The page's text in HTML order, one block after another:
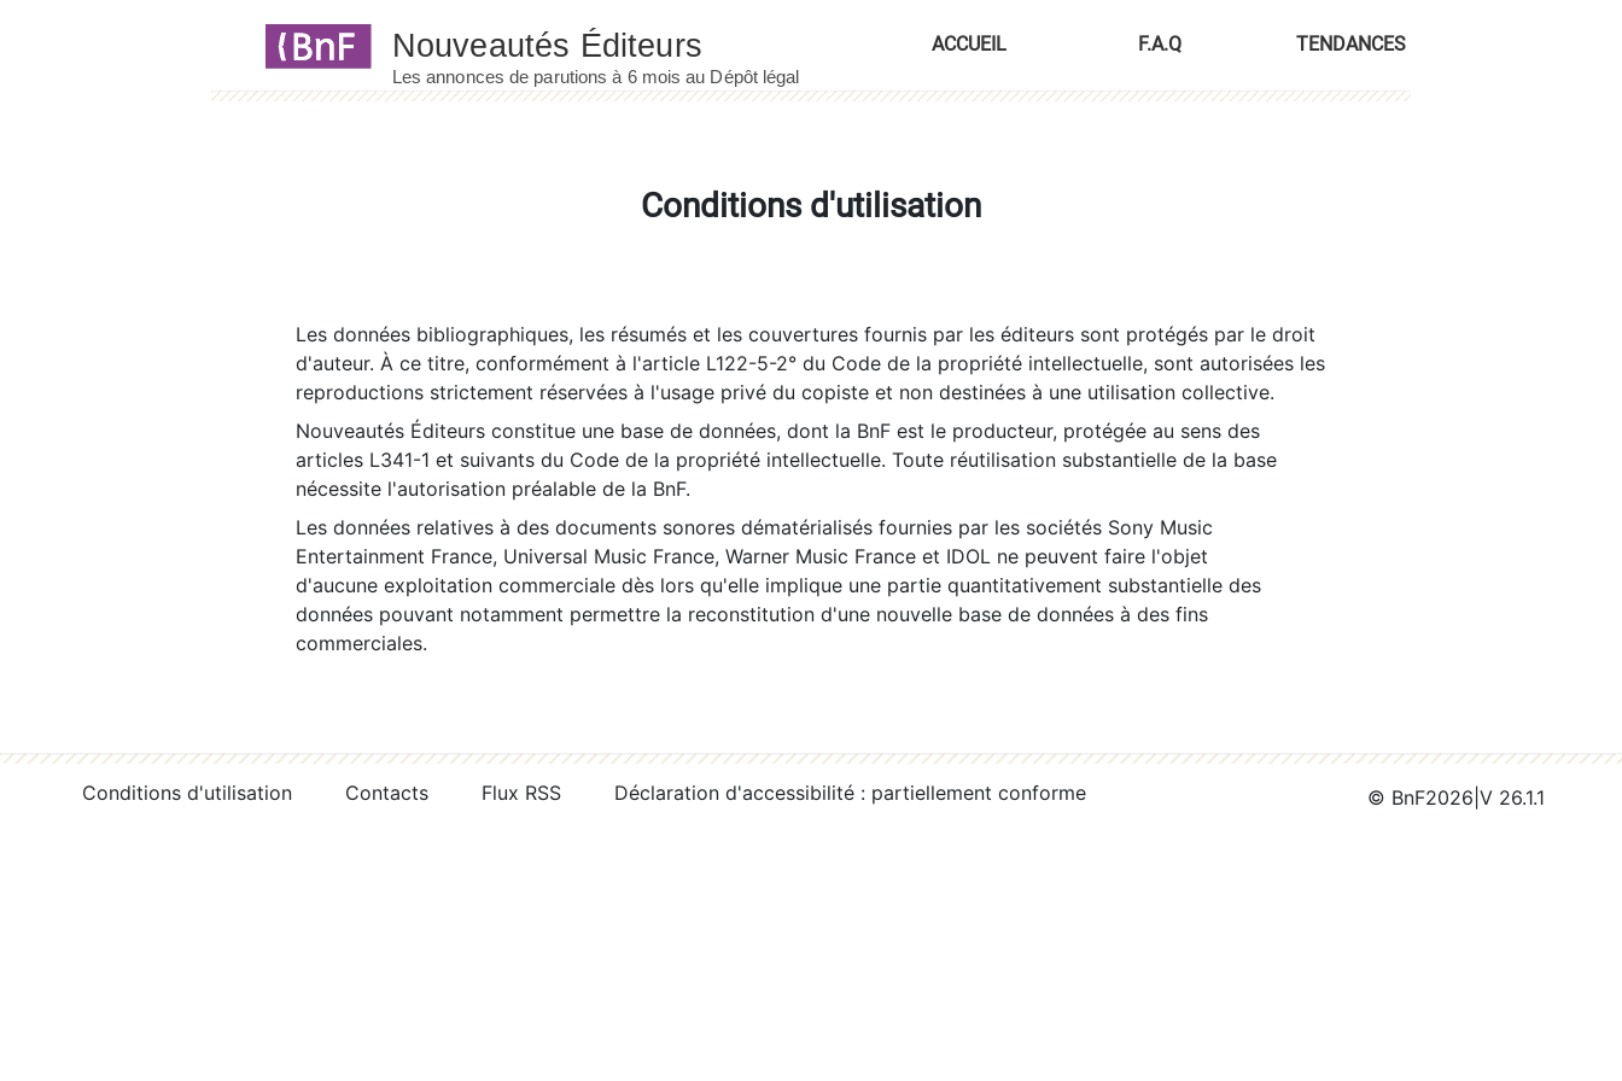
ACCUEIL F.A.Q TENDANCES
Conditions d'utilisation
Les données bibliographiques, les résumés et les couvertures fournis par les éditeurs sont protégés par le droit
d'auteur. À ce titre, conformément à l'article L122-5-2° du Code de la propriété intellectuelle, sont autorisées les
reproductions strictement réservées à l'usage privé du copiste et non destinées à une utilisation collective.
Nouveautés Éditeurs constitue une base de données, dont la BnF est le producteur, protégée au sens des
articles L341-1 et suivants du Code de la propriété intellectuelle. Toute réutilisation substantielle de la base
nécessite l'autorisation préalable de la BnF.
Les données relatives à des documents sonores dématérialisés fournies par les sociétés Sony Music
Entertainment France, Universal Music France, Warner Music France et IDOL ne peuvent faire l'objet
d'aucune exploitation commerciale dès lors qu'elle implique une partie quantitativement substantielle des
données pouvant notamment permettre la reconstitution d'une nouvelle base de données à des fins
commerciales.
Conditions d'utilisation Contacts Flux RSS Déclaration d'accessibilité : partiellement conforme © BnF2026 V 26.1.1